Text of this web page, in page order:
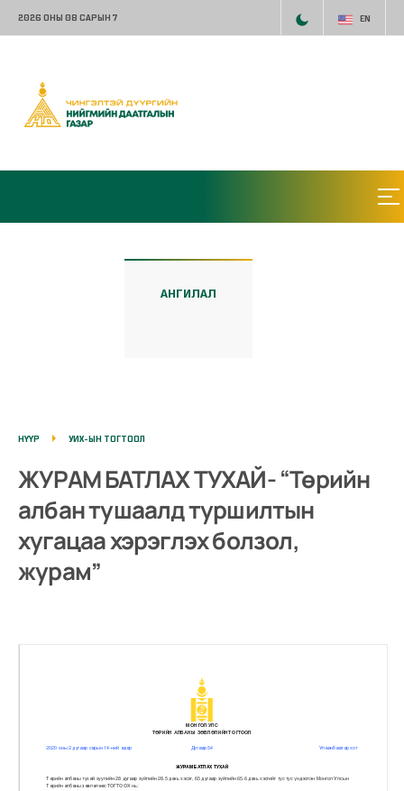
2026 ОНЫ 08 САРЫН 7 EN
АНГИЛАЛ
НҮҮР УИХ-ЫН ТОГТООЛ
ЖУРАМ БАТЛАХ ТУХАЙ- “Төрийн
албан тушаалд туршилтын
хугацаа хэрэглэх болзол,
журам”